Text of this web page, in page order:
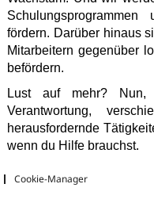
Schulungsprogrammen
fördern. Darüber hinaus
Mitarbeitern gegenüber
befördern.
Lust auf mehr?
Verantwortung,
herausfordernde
wenn du Hilfe brauchst.
Cookie-Manager